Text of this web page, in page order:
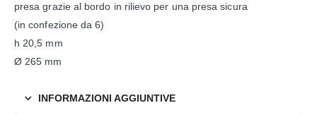
presa grazie al bordo in rilievo per una presa sicura
(in confezione da 6)
h 20,5 mm
Ø 265 mm
INFORMAZIONI AGGIUNTIVE